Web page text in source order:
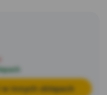
współpracuje z
tworząc spójną i
w innych sklepach